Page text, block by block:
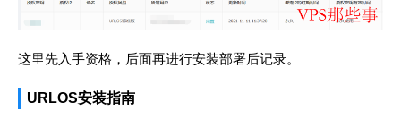
这里先入手资格，后面再进行安装部署后记录。
URLOS安装指南